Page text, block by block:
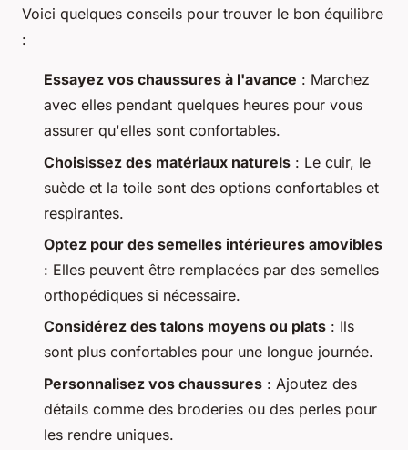
Voici quelques conseils pour trouver le bon équilibre
:
Essayez vos chaussures à l'avance : Marchez
avec elles pendant quelques heures pour vous
assurer qu'elles sont confortables.
Choisissez des matériaux naturels : Le cuir, le
suède et la toile sont des options confortables et
respirantes.
Optez pour des semelles intérieures amovibles
: Elles peuvent être remplacées par des semelles
orthopédiques si nécessaire.
Considérez des talons moyens ou plats : Ils
sont plus confortables pour une longue journée.
Personnalisez vos chaussures : Ajoutez des
détails comme des broderies ou des perles pour
les rendre uniques.